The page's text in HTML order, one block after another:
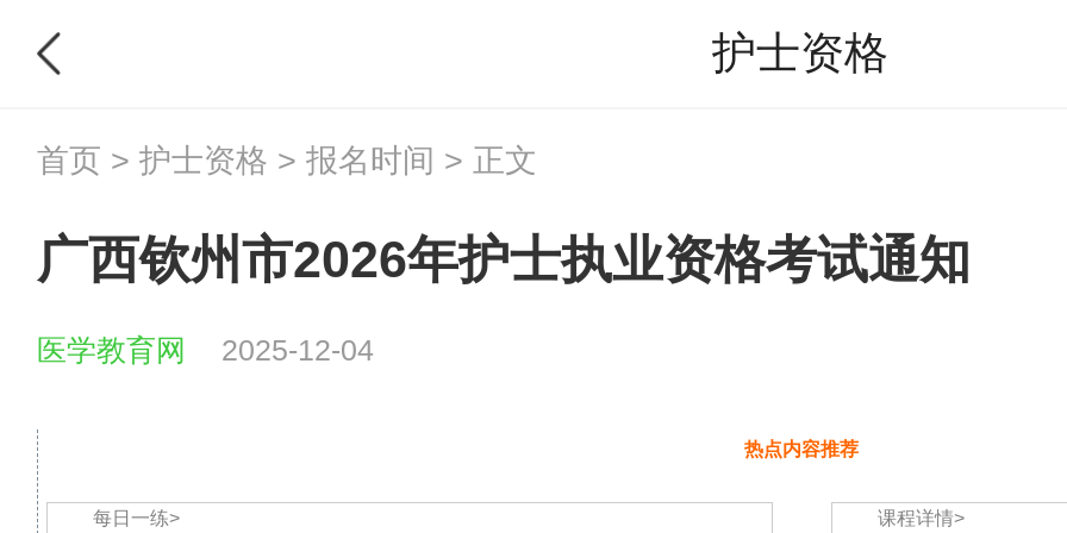
护士资格
首页 > 护士资格 > 报名时间 > 正文
广西钦州市2026年护士执业资格考试通知
医学教育网 2025-12-04
热点内容推荐
每日一练> 课程详情>